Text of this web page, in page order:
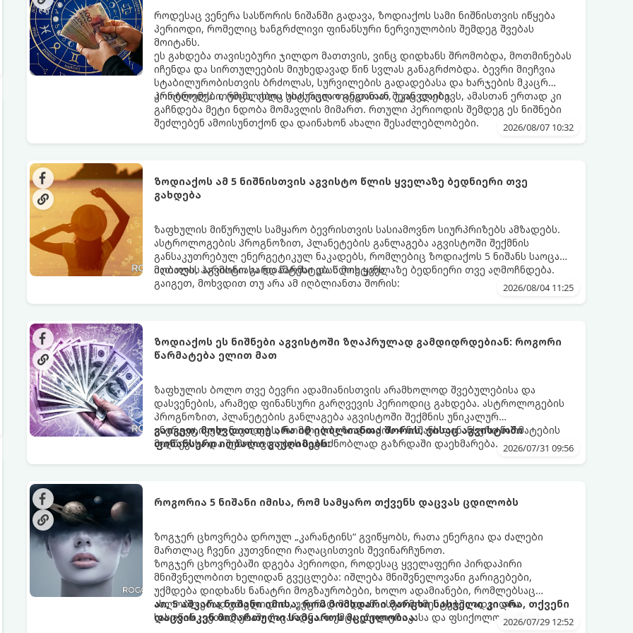
როდესაც ვენერა სასწორის ნიშანში გადავა, ზოდიაქოს სამი ნიშნისთვის იწყება
პერიოდი, რომელიც ხანგრძლივი ფინანსური ნერვიულობის შემდეგ შვებას
მოიტანს.
ეს გახდება თავისებური ჯილდო მათთვის, ვინც დიდხანს შრომობდა, მოთმინებას
იჩენდა და სირთულეების მიუხედავად წინ სვლას განაგრძობდა. ბევრი მიეჩვია
სტაბილურობისთვის ბრძოლას, სურვილების გადადებასა და ხარჯების მკაცრ
კონტროლს. თუმცა, ახლა სიტუაცია თანდათან შეიცვლება.
პრობლემები, რომლებიც უსასრულო გეგონათ, უკან დაიხევს, ამასთან ერთად კი
გაჩნდება მეტი ნდობა მომავლის მიმართ. რთული პერიოდის შემდეგ ეს ნიშნები
შეძლებენ ამოისუნთქონ და დაინახონ ახალი შესაძლებლობები.
2026/08/07 10:32
ზოდიაქოს ამ 5 ნიშნისთვის აგვისტო წლის ყველაზე ბედნიერი თვე
გახდება
ზაფხულის მიწურულს სამყარო ბევრისთვის სასიამოვნო სიურპრიზებს ამზადებს.
ასტროლოგების პროგნოზით, პლანეტების განლაგება აგვისტოში შექმნის
განსაკუთრებულ ენერგეტიკულ ნაკადებს, რომლებიც ზოდიაქოს 5 ნიშანს საოცარ
იღბალს, ჰარმონიასა და წარმატებას მოუტანს.
მათთვის აგვისტო გარდამტეხი და წლის ყველაზე ბედნიერი თვე აღმოჩნდება.
გაიგეთ, მოხვდით თუ არა ამ იღბლიანთა შორის:
2026/08/04 11:25
ზოდიაქოს ეს ნიშნები აგვისტოში ზღაპრულად გამდიდრდებიან: როგორი
წარმატება ელით მათ
ზაფხულის ბოლო თვე ბევრი ადამიანისთვის არამხოლოდ შვებულებისა და
დასვენების, არამედ ფინანსური გარღვევის პერიოდიც გახდება. ასტროლოგების
პროგნოზით, პლანეტების განლაგება აგვისტოში შექმნის უნიკალურ
ენერგეტიკულ ნაკადებს, რომლებიც ზოდიაქოს 4 ნიშანს ფინანსური წარმატების
მიღწევასა და შემოსავლების საგრძნობლად გაზრდაში დაეხმარება.
გაიგეთ, მოხვდით თუ არა იმ იღბლიანთა შორის, ვისაც აგვისტოში
ფინანსური იღბალი გაუღიმებს:
2026/07/31 09:56
როგორია 5 ნიშანი იმისა, რომ სამყარო თქვენს დაცვას ცდილობს
ზოგჯერ ცხოვრება დროულ „კარანტინს“ გვიწყობს, რათა ენერგია და ძალები
მართლაც ჩვენი კუთვნილი რაღაცისთვის შევინარჩუნოთ.
ზოგჯერ ცხოვრებაში დგება პერიოდი, როდესაც ყველაფერი პირდაპირი
მნიშვნელობით ხელიდან გვეცლება: იშლება მნიშვნელოვანი გარიგებები,
უქმდება დიდხანს ნანატრი მოგზაურობები, ხოლო ადამიანები, რომლებსაც
ახლობლებად ვთვლიდით, უეცრად მიდიან. ასეთ მომენტებში ადვილია
სასოწარკვეთილებაში ჩავარდნა. თუმცა ეზოთერიკასა და ფსიქოლოგიაში ეს
აი, 5 აშკარა ნიშანი იმისა, რომ მომხდარი მარცხი სასჯელი კი არა, თქვენი
დაცვისკენ მიმართული სამყაროს მცდელობაა:
2026/07/29 12:52